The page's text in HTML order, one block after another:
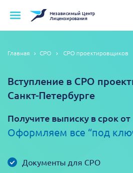
НезависимыйЦентр
Лицензирования
Главная СРО СРО проектировщиков
Вступление в СРО
Санкт-Петербурге
Получите выписку в срок от
Оформляем все “под
Документы для СРО